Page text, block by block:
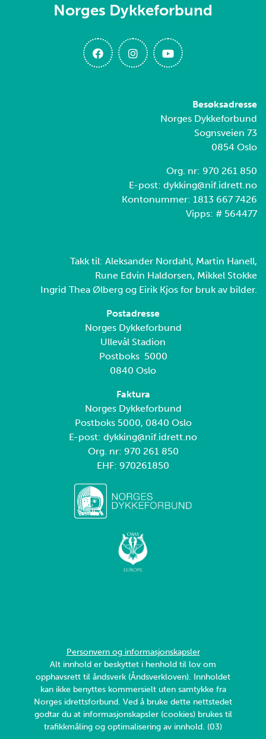
Norges Dykkeforbund
Besøksadresse
Norges Dykkeforbund
Sognsveien 73
0854 Oslo
Org. nr: 970 261 850
E-post: dykking@nif.idrett.no
Kontonummer: 1813 667 7426
Vipps: # 564477
Takk til: Aleksander Nordahl, Martin Hanell,
Rune Edvin Haldorsen, Mikkel Stokke
Ingrid Thea Ølberg og Eirik Kjos for bruk av bilder.
Postadresse
Norges Dykkeforbund
Ullevål Stadion
Postboks 5000
0840 Oslo
Faktura
Norges Dykkeforbund
Postboks 5000, 0840 Oslo
E-post: dykking@nif.idrett.no
Org. nr: 970 261 850
EHF: 970261850
Personvern og informasjonskapsler
Alt innhold er beskyttet i henhold til lov om
opphavsrett til åndsverk (Åndsverkloven). Innholdet
kan ikke benyttes kommersielt uten samtykke fra
Norges idrettsforbund. Ved å bruke dette nettstedet
godtar du at informasjonskapsler (cookies) brukes til
trafikkmåling og optimalisering av innhold. (03)